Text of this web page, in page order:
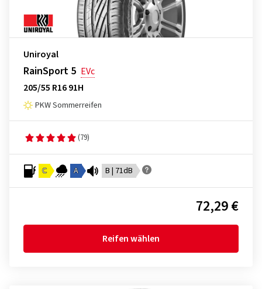
Uniroyal
RainSport 5 EVc
205/55 R16 91H
PKW Sommerreifen
(79)
C A B | 71dB
72,29 €
Reifen wählen